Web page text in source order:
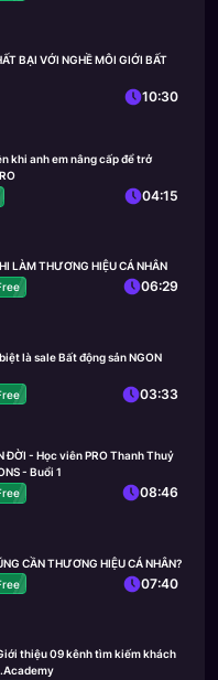
BẠI VỚI NGHỀ MÔI GIỚI BẤT
10:30
khi anh em nâng cấp để trở
04:15
LÀM THƯƠNG HIỆU CÁ NHÂN
06:29
là sale Bất động sản NGON
03:33
ĐỜI - Học viên PRO Thanh Thuỷ
- Buổi 1
08:46
CẦN THƯƠNG HIỆU CÁ NHÂN?
07:40
thiệu 09 kênh tìm kiếm khách